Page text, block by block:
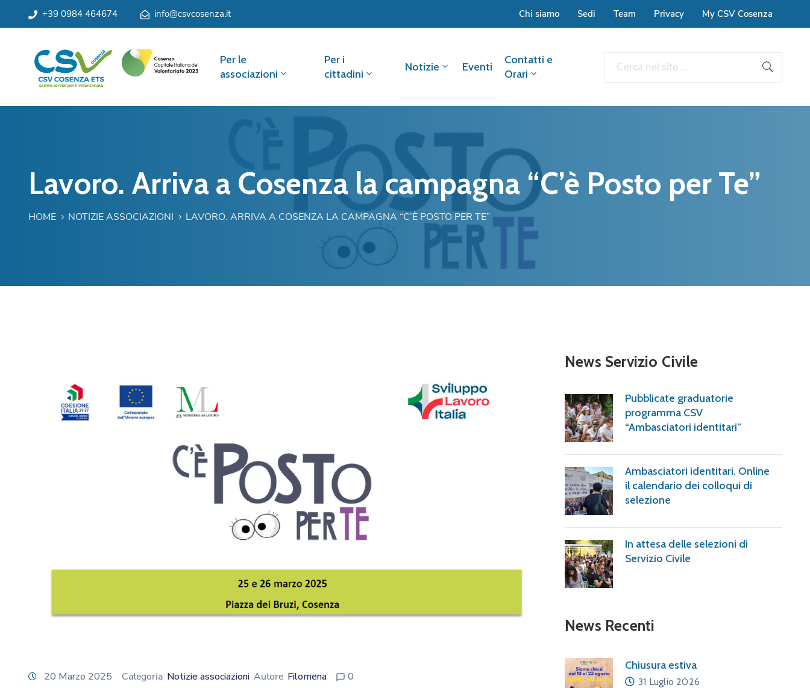
+39 0984 464674 info@csvcosenza.it Chi siamo Sedi Team Privacy My CSV Cosenza
Per le
associazioni
Per i
cittadini
Notizie Eventi
Contatti e
Orari
Lavoro. Arriva a Cosenza la campagna “C’è Posto per Te”
HOME NOTIZIE ASSOCIAZIONI LAVORO. ARRIVA A COSENZA LA CAMPAGNA “C’È POSTO PER TE”
20 Marzo 2025 Categoria Notizie associazioni Autore Filomena 0
News Servizio Civile
Pubblicate graduatorie
programma CSV
“Ambasciatori identitari”
Ambasciatori identitari. Online
il calendario dei colloqui di
selezione
In attesa delle selezioni di
Servizio Civile
News Recenti
Chiusura estiva
31 Luglio 2026